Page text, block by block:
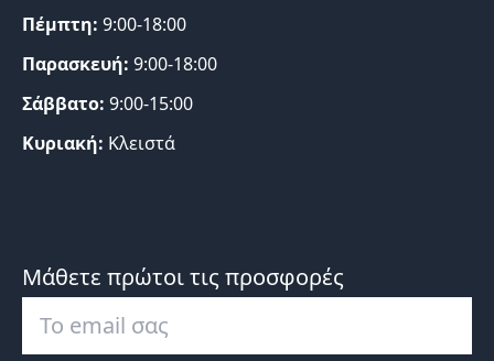
Πέμπτη: 9:00-18:00
Παρασκευή: 9:00-18:00
Σάββατο: 9:00-15:00
Κυριακή: Κλειστά
Μάθετε πρώτοι τις προσφορές